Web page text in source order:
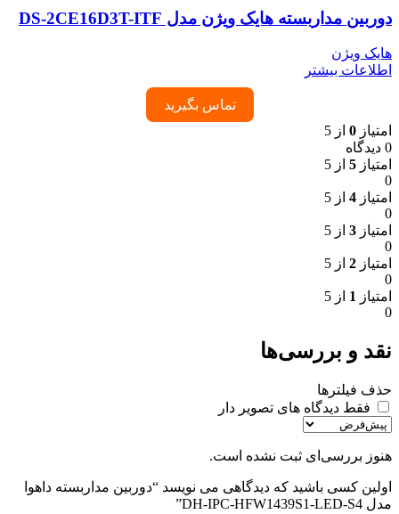
دوربین مداربسته هایک ویژن مدل DS-2CE16D3T-ITF
هایک ویژن
اطلاعات بیشتر
تماس بگیرید
امتیاز 0 از 5
0 دیدگاه
امتیاز 5 از 5
0
امتیاز 4 از 5
0
امتیاز 3 از 5
0
امتیاز 2 از 5
0
امتیاز 1 از 5
0
نقد و بررسی‌ها
حذف فیلترها
فقط دیدگاه های تصویر دار
هنوز بررسی‌ای ثبت نشده است.
اولین کسی باشید که دیدگاهی می نویسد “دوربین مداربسته داهوا
مدل DH-IPC-HFW1439S1-LED-S4”